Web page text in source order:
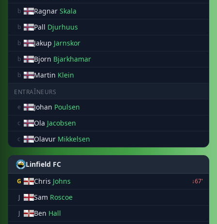
b Ragnar Skala
b Pall Djurhuus
b Jakup Jarnskor
b Bjorn Bjarkhamar
b Martin Klein
ENTRAÎNEURS
e
Johan Poulsen
c Ola Jacobsen
c Olavur Mikkelsen
Linfield FC
G Chris Johns
↓67'
J
Sam Roscoe
J Ben Hall